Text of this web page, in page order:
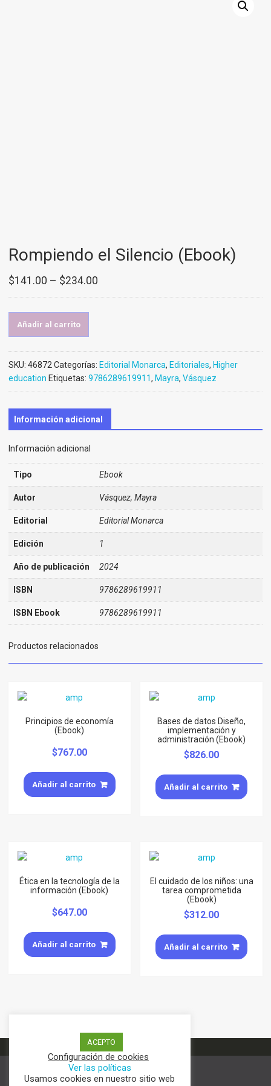
Rompiendo el Silencio (Ebook)
$141.00 – $234.00
Añadir al carrito
SKU: 46872 Categorías: Editorial Monarca, Editoriales, Higher
education Etiquetas: 9786289619911, Mayra, Vásquez
Información adicional
Información adicional
Tipo Ebook
Autor Vásquez, Mayra
Editorial Editorial Monarca
Edición 1
Año de publicación 2024
ISBN 9786289619911
ISBN Ebook 9786289619911
Productos relacionados
Principios de economía
(Ebook)
$767.00
Añadir al carrito
Bases de datos Diseño,
implementación y
administración (Ebook)
$826.00
Añadir al carrito
Ética en la tecnología de la
información (Ebook)
$647.00
Añadir al carrito
El cuidado de los niños: una
tarea comprometida
(Ebook)
$312.00
Añadir al carrito
Términos y condiciones
ACEPTO
Configuración de cookies
Ver las políticas
Usamos cookies en nuestro sitio web